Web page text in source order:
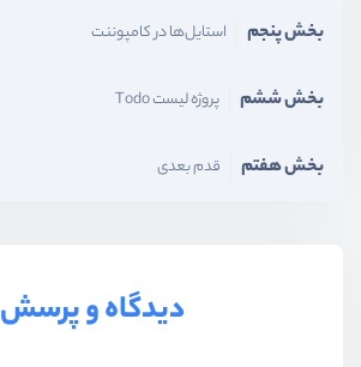
بخش پنجم استایل‌ها در کامپوننت‌
بخش ششم پروژه لیست Todo
بخش هفتم قدم بعدی
دیدگاه و پرسش